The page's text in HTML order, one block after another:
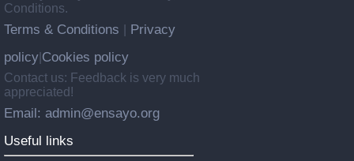
Conditions.
Terms & Conditions
Privacy
policy Cookies policy
Contact us: Feedback is very much
appreciated!
Email: admin@ensayo.org
Useful links